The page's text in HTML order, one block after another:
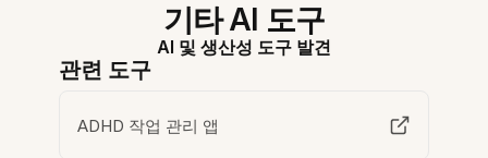
기타 AI 도구
AI 및 생산성 도구 발견
관련 도구
ADHD 작업 관리 앱